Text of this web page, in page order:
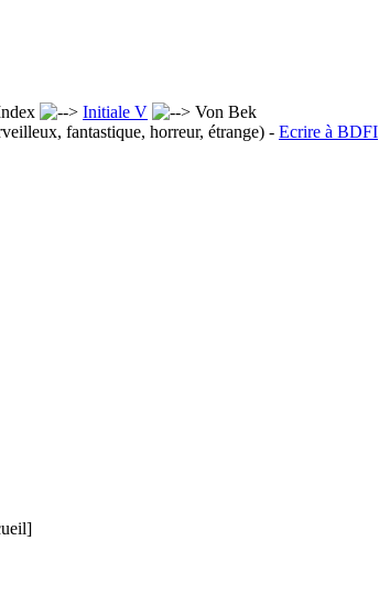
Initiale V
Von Bek
fantastique, horreur, étrange) - Ecrire à BDFI